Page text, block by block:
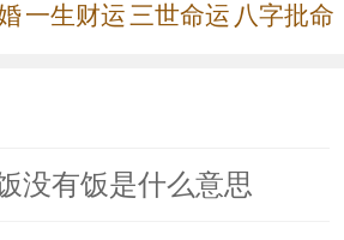
人失和。《周公解梦》
熟肉吉。《周公解梦》
疾病至。《周公解梦》
一生财运三世命运 八字批命
没有饭是什么意思